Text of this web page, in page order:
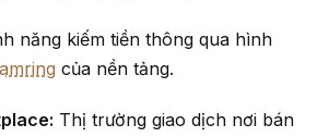
năng kiếm tiền thông qua hình
của nền tảng.
Thị trường giao dịch nơi bán